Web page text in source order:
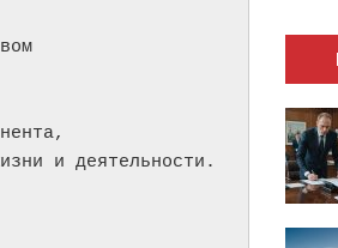
и деятельности.